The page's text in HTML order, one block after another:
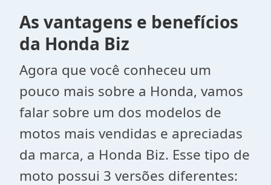
As vantagens e benefícios
da Honda Biz
Agora que você conheceu um
pouco mais sobre a Honda, vamos
falar sobre um dos modelos de
motos mais vendidas e apreciadas
da marca, a Honda Biz. Esse tipo de
moto possui 3 versões diferentes: